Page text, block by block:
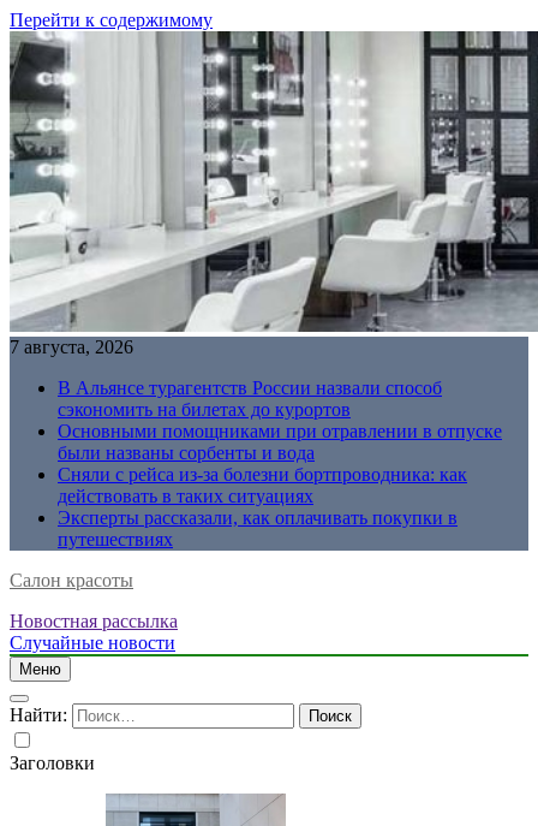
Перейти к содержимому
7 августа, 2026
В Альянсе турагентств России назвали способ
сэкономить на билетах до курортов
Основными помощниками при отравлении в отпуске
были названы сорбенты и вода
Сняли с рейса из-за болезни бортпроводника: как
действовать в таких ситуациях
Эксперты рассказали, как оплачивать покупки в
путешествиях
Салон красоты
Новостная рассылка
Случайные новости
Меню
Найти:
Заголовки